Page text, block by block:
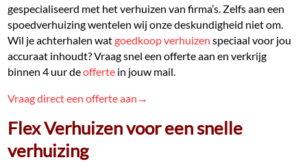
gespecialiseerd met het verhuizen van firma’s. Zelfs aan een
spoedverhuizing wentelen wij onze deskundigheid niet om.
Wil je achterhalen watgoedkoop verhuizenspeciaal voor jou
accuraat inhoudt? Vraag snel een offerte aan en verkrijg
binnen 4 uur deofferte in jouw mail.
Vraag direct een offerte aan→
Flex Verhuizen voor een snelle
verhuizing